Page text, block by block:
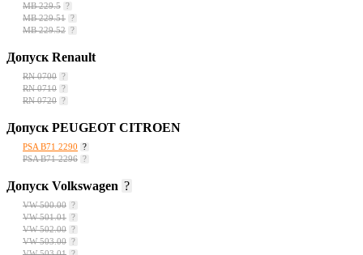
MB 229.5 ?
MB 229.51 ?
MB 229.52 ?
Допуск Renault
RN 0700 ?
RN 0710 ?
RN 0720 ?
Допуск PEUGEOT CITROEN
PSA B71 2290
?
PSA B71 2296 ?
Допуск Volkswagen ?
VW 500.00 ?
VW 501.01 ?
VW 502.00 ?
VW 503.00 ?